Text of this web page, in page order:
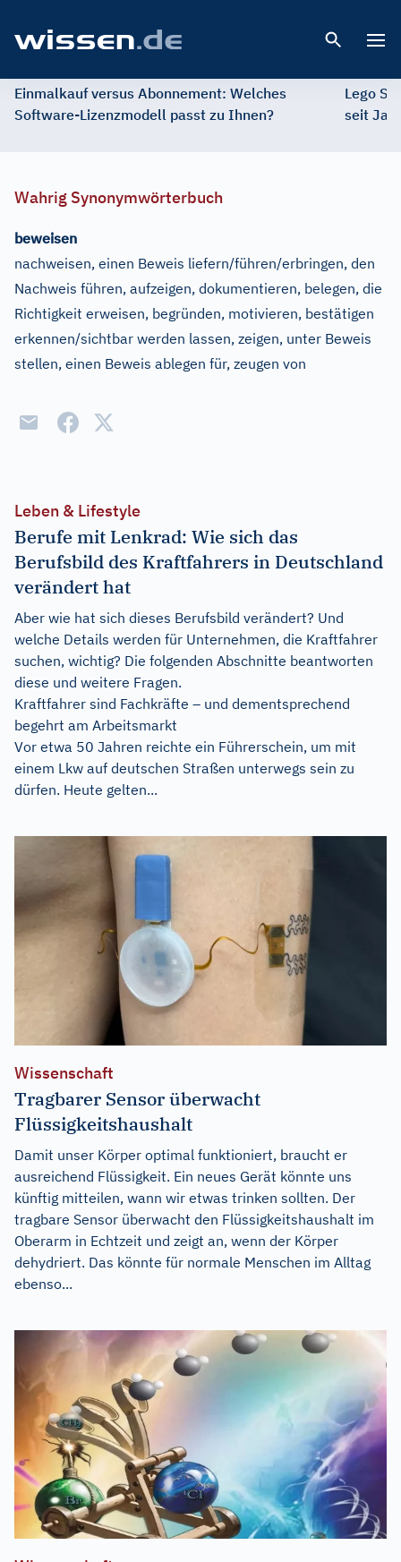
Einmalkauf versus Abonnement: Welches
Software-Lizenzmodell passt zu Ihnen?
Lego
seit
Wahrig Synonymwörterbuch
beweisen
nachweisen, einen Beweis liefern/führen/erbringen, den
Nachweis führen, aufzeigen, dokumentieren, belegen, die
Richtigkeit erweisen, begründen, motivieren, bestätigen
erkennen/sichtbar werden lassen, zeigen, unter Beweis
stellen, einen Beweis ablegen für, zeugen von
Leben & Lifestyle
Berufe mit Lenkrad: Wie sich das
Berufsbild des Kraftfahrers in Deutschland
verändert hat
Aber wie hat sich dieses Berufsbild verändert? Und
welche Details werden für Unternehmen, die Kraftfahrer
suchen, wichtig? Die folgenden Abschnitte beantworten
diese und weitere Fragen.
Kraftfahrer sind Fachkräfte – und dementsprechend
begehrt am Arbeitsmarkt
Vor etwa 50 Jahren reichte ein Führerschein, um mit
einem Lkw auf deutschen Straßen unterwegs sein zu
dürfen. Heute gelten...
Wissenschaft
Tragbarer Sensor überwacht
Flüssigkeitshaushalt
Damit unser Körper optimal funktioniert, braucht er
ausreichend Flüssigkeit. Ein neues Gerät könnte uns
künftig mitteilen, wann wir etwas trinken sollten. Der
tragbare Sensor überwacht den Flüssigkeitshaushalt im
Oberarm in Echtzeit und zeigt an, wenn der Körper
dehydriert. Das könnte für normale Menschen im Alltag
ebenso...